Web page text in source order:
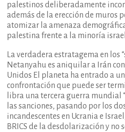
palestinos deliberadamente
además de la erección de muros
atomizar la amenaza
palestina frente a la minoría
La verdadera estratagema en los
Netanyahu es aniquilar a Irán
Unidos El planeta ha entrado a
confrontación que puede ser
libra una tercera guerra mundial
las sanciones, pasando por los
incandescentes en Ucrania e
BRICS de la desdolarización y no